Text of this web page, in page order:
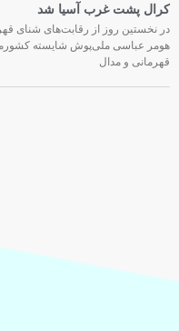
کرال پشت غرب آسیا شد
قهرمانی و مدال